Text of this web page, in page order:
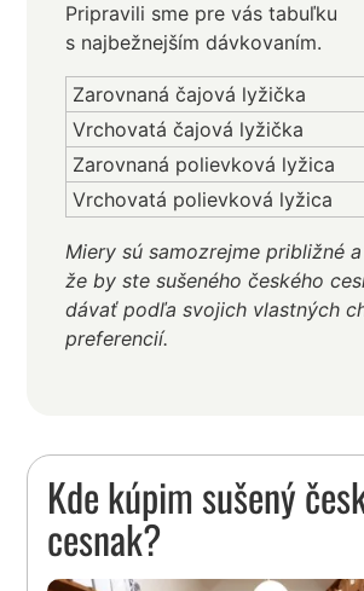
Pripravili sme pre vás tabuľku
s najbežnejším dávkovaním.
Zarovnaná čajová lyžička
Vrchovatá čajová lyžička
Zarovnaná polievková lyžica
Vrchovatá polievková lyžica
Miery sú samozrejme približné
že by ste sušeného českého
dávať podľa svojich vlastných
preferencií.
Kde kúpim sušený
cesnak?